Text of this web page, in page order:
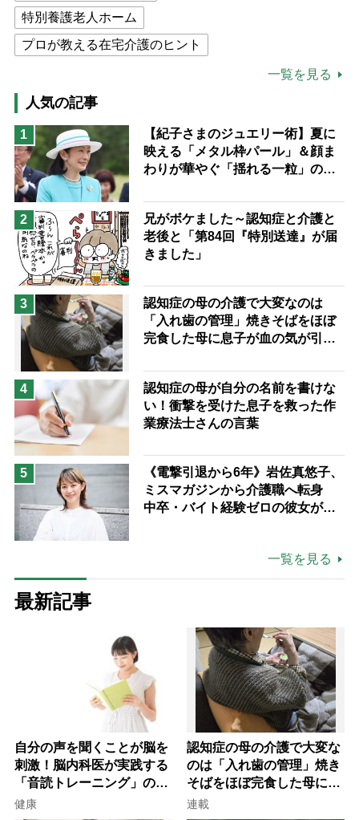
特別養護老人ホーム
プロが教える在宅介護のヒント
高木ブー
ケアマネジャー
猫が母になつきません
息子の遠距離介護サバイバル術
兄がボケました
予防法
一覧を見る
人気の記事
1
【紀子さまのジュエリー術】夏に
映える「メタル枠パール」＆顔ま
わりが華やぐ「揺れる一粒」の使
2
兄がボケました～認知症と介護と
老後と「第84回『特別送達』が届
きました」
3
認知症の母の介護で大変なのは
「入れ歯の管理」焼きそばをほぼ
完食した母に息子が血の気が引い
4
認知症の母が自分の名前を書けな
い！衝撃を受けた息子を救った作
業療法士さんの言葉
5
《電撃引退から6年》岩佐真悠子、
ミスマガジンから介護職へ転身
中卒・バイト経験ゼロの彼女が見
一覧を見る
最新記事
自分の声を聞くことが脳を
刺激！脳内科医が実践する
「音読トレーニング」の極
意
健康
認知症の母の介護で大変な
のは「入れ歯の管理」焼き
そばをほぼ完食した母に息
子が血の気が引いた理由
連載